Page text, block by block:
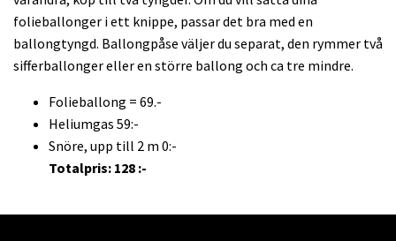
folieballonger i ett knippe, passar det bra med en
ballongtyngd. Ballongpåse väljer du separat, den rymmer två
sifferballonger eller en större ballong och ca tre mindre.
Folieballong = 69.-
Heliumgas 59:-
Snöre, upp till 2 m 0:-
Totalpris: 128 :-